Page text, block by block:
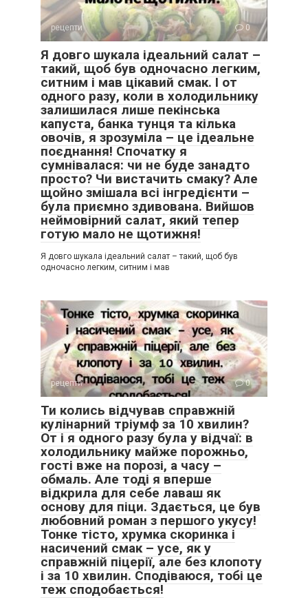
рецепти 0
Я довго шукала ідеальний салат –
такий, щоб був одночасно легким,
ситним і мав цікавий смак. І от
одного разу, коли в холодильнику
залишилася лише пекінська
капуста, банка тунця та кілька
овочів, я зрозуміла – це ідеальне
поєднання! Спочатку я
сумнівалася: чи не буде занадто
просто? Чи вистачить смаку? Але
щойно змішала всі інгредієнти –
була приємно здивована. Вийшов
неймовірний салат, який тепер
готую мало не щотижня!
Я довго шукала ідеальний салат – такий, щоб був
одночасно легким, ситним і мав
рецепти 0
Ти колись відчував справжній
кулінарний тріумф за 10 хвилин?
От і я одного разу була у відчаї: в
холодильнику майже порожньо,
гості вже на порозі, а часу –
обмаль. Але тоді я вперше
відкрила для себе лаваш як
основу для піци. Здається, це був
любовний роман з першого укусу!
Тонке тісто, хрумка скоринка і
насичений смак – усе, як у
справжній піцерії, але без клопоту
і за 10 хвилин. Сподіваюся, тобі це
теж сподобається!